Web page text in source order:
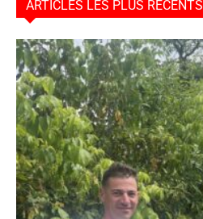
ARTICLES LES PLUS RÉCENTS